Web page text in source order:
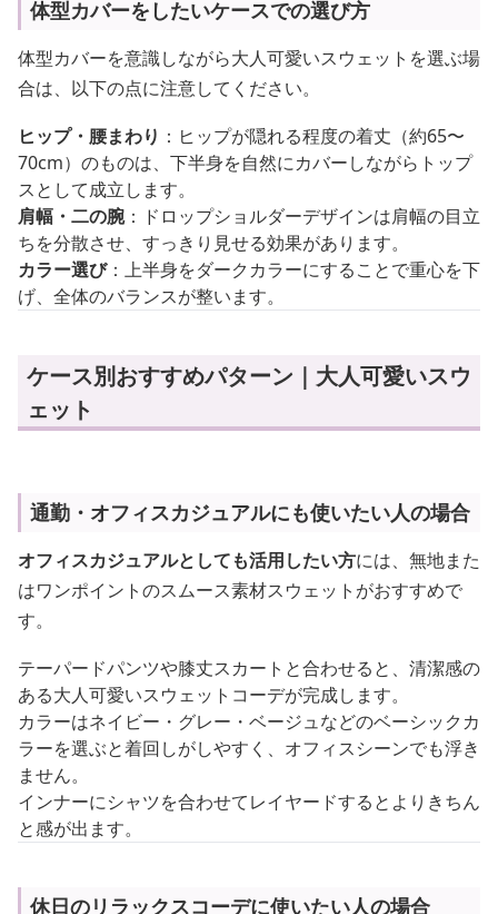
体型カバーをしたいケースでの選び方
体型カバーを意識しながら大人可愛いスウェットを選ぶ場
合は、以下の点に注意してください。
ヒップ・腰まわり ：ヒップが隠れる程度の着丈（約65〜
70cm）のものは、下半身を自然にカバーしながらトップ
スとして成立します。
肩幅・二の腕：ドロップショルダーデザインは肩幅の目立
ちを分散させ、すっきり見せる効果があります。
カラー選び：上半身をダークカラーにすることで重心を下
げ、全体のバランスが整います。
ケース別おすすめパターン｜大人可愛いスウ
ェット
通勤・オフィスカジュアルにも使いたい人の場合
オフィスカジュアルとしても活用したい方には、無地また
はワンポイントのスムース素材スウェットがおすすめで
す。
テーパードパンツや膝丈スカートと合わせると、清潔感の
ある大人可愛いスウェットコーデが完成します。
カラーはネイビー・グレー・ベージュなどのベーシックカ
ラーを選ぶと着回しがしやすく、オフィスシーンでも浮き
ません。
インナーにシャツを合わせてレイヤードするとよりきちん
と感が出ます。
休日のリラックスコーデに使いたい人の場合